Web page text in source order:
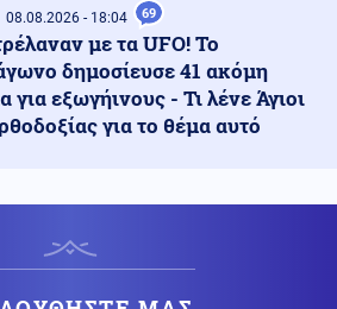
ασυμβίβαστο πνεύμα»
- 22:51
Καλογερόπουλο: Υπηρέτησε την τέχνη
προσωπικό τρόπο, μακριά από
ζητούν από τις ΗΠΑ πρόσβαση στο "ψαχνό"
πρόωσης κινητήρων για το μαχητικό
08.08.2026 - 18:04 69
με τα UFO! Το
δημοσίευσε 41 ακόμη
για εξωγήινους - Τι λένε Άγιοι
για το θέμα αυτό